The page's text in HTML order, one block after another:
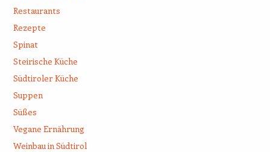
Restaurants
Rezepte
Spinat
Steirische Küche
Südtiroler Küche
Suppen
Süßes
Vegane Ernährung
Weinbau in Südtirol